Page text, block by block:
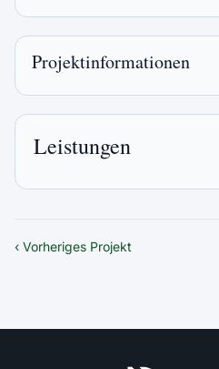
Leistungen
Projektinformationen
‹ Vorheriges Projekt